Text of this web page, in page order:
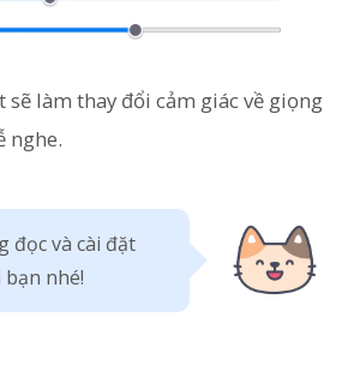
sẽ làm thay đổi cảm giác về giọng
nghe.
đọc và cài đặt
nhé!